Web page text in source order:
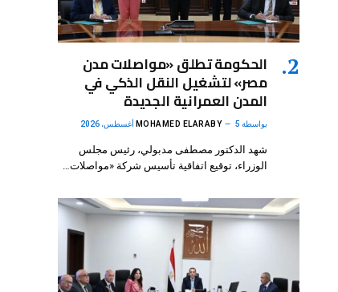
الحكومة تطلق «مواصلات مدن
مصر» لتشغيل النقل الذكي في
المدن العمرانية الجديدة
بواسطة MOHAMED ELARABY 5 أغسطس، 2026
شهد الدكتور مصطفى مدبولي، رئيس مجلس
الوزراء، توقيع اتفاقية تأسيس شركة «مواصلات…